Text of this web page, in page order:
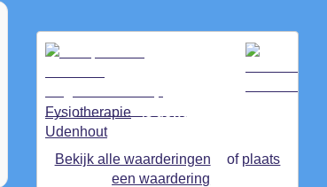
Fysiotherapie
Udenhout
Bekijk alle waarderingen
of plaats
een waardering